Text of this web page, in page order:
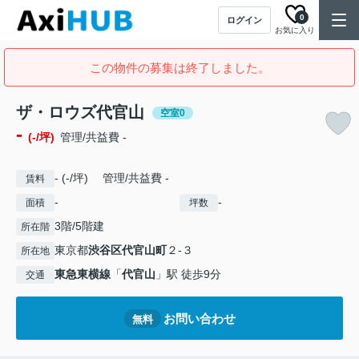
ログイン
お気に入り
0
この物件の募集は終了しました。
ザ・ロウズ代官山 空室0
- (-/坪) 管理/共益費 -
賃料 - (-/坪) 管理/共益費 -
面積 - 坪数 -
所在階 3階/5階建
所在地 東京都渋谷区代官山町２-３
交通 東急東横線 「代官山 」駅 徒歩9分
無料 お問い合わせ